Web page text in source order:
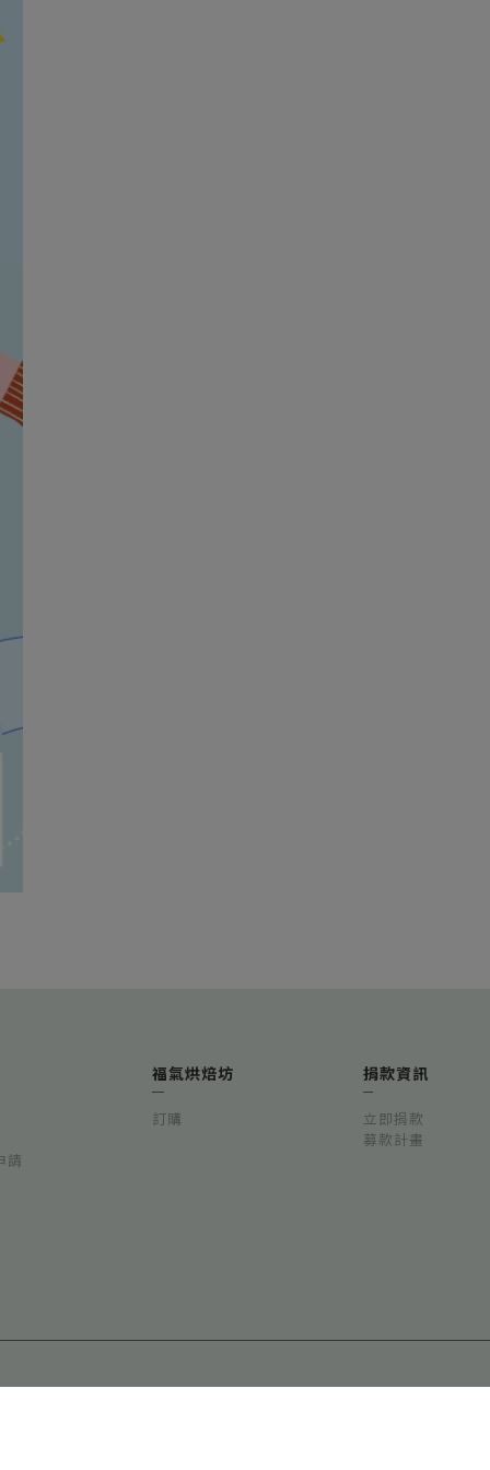
請
福氣烘焙坊
訂購
捐款資訊
立即捐款
募款計畫